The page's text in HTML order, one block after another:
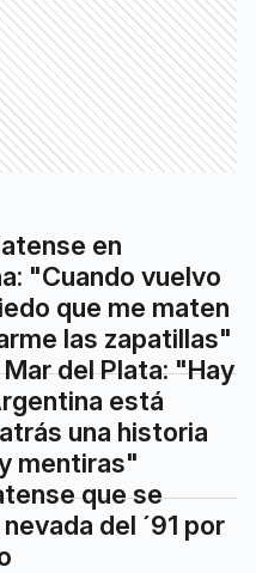
en
"Cuando vuelvo
que me maten
las zapatillas"
del Plata: "Hay
está
una historia
mentiras"
que se
del ´91 por